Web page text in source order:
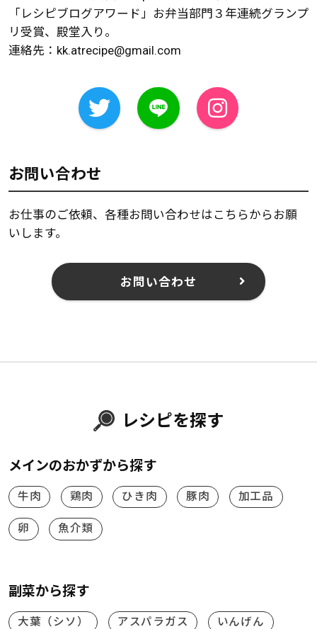
「レシピブログアワード」お弁当部門３年連続グランプ
リ受賞、殿堂入り。
連絡先： kk.atrecipe@gmail.com
お問い合わせ
お仕事のご依頼、各種お問い合わせはこちらからお願
いします。
お問い合わせ
レシピを探す
メインのおかずから探す
牛肉 鶏肉 ひき肉 豚肉 加工品
卵 魚介類
副菜から探す
大葉（シソ） アスパラガス いんげん